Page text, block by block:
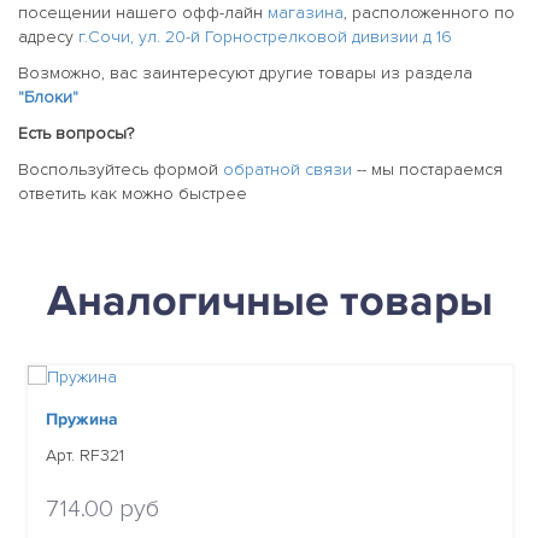
посещении нашего офф-лайн магазина, расположенного по
адресу г.Сочи, ул. 20-й Горнострелковой дивизии д 16
Возможно, вас заинтересуют другие товары из раздела
"Блоки"
Есть вопросы?
Воспользуйтесь формой обратной связи -- мы постараемся
ответить как можно быстрее
Аналогичные товары
Пружина
Арт. RF321
714.00 руб